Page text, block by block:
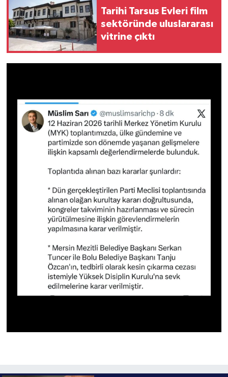
Tarihi Tarsus Evleri film
sektöründe uluslararası
vitrine çıktı